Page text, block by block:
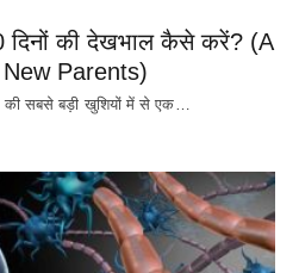
दिनों की देखभाल कैसे करें? (A
Parents)
की सबसे बड़ी खुशियों में से एक…